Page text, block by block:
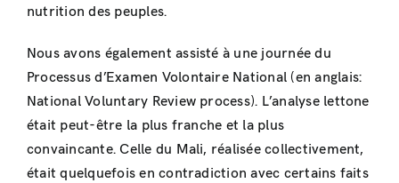
nutrition des peuples.
Nous avons également assisté à une journée du
Processus d’Examen Volontaire National (en anglais:
National Voluntary Review process). L’analyse lettone
était peut-être la plus franche et la plus
convaincante. Celle du Mali, réalisée collectivement,
était quelquefois en contradiction avec certains faits